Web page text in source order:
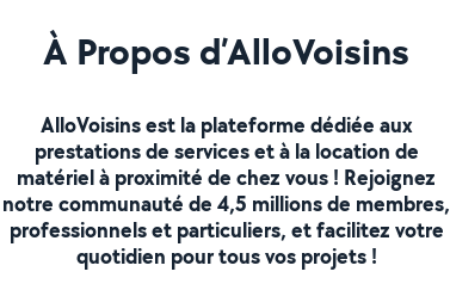
À Propos d’AlloVoisins
AlloVoisins est la plateforme dédiée aux
prestations de services et à la location de
matériel à proximité de chez vous ! Rejoignez
notre communauté de 4,5 millions de membres,
professionnels et particuliers, et facilitez votre
quotidien pour tous vos projets !